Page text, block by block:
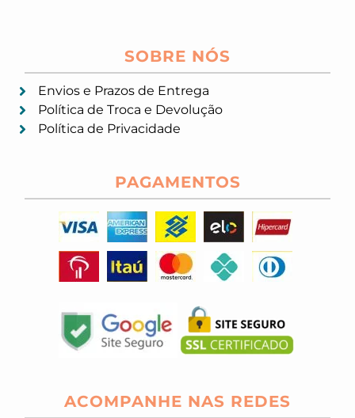
SOBRE NÓS
Envios e Prazos de Entrega
Política de Troca e Devolução
Política de Privacidade
PAGAMENTOS
ACOMPANHE NAS REDES